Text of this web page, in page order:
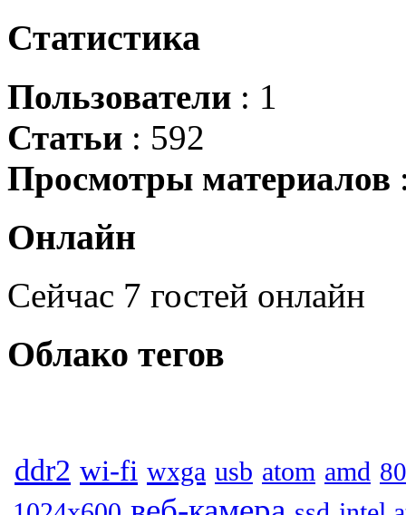
Статистика
Пользователи : 1
Статьи : 592
Просмотры материалов
Онлайн
Сейчас 7 гостей онлайн
Облако тегов
ddr2 wi-fi wxga usb atom amd